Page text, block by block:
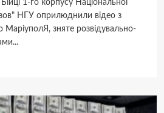
1-го корпусу Національної
НГУ оприлюднили відео з
МаріуполЯ, зняте розвідувально-